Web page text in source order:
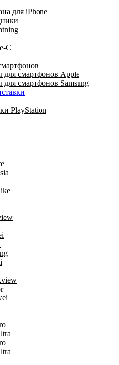
для iPhone
C
для смартфонов Apple
для смартфонов Samsung
PlayStation